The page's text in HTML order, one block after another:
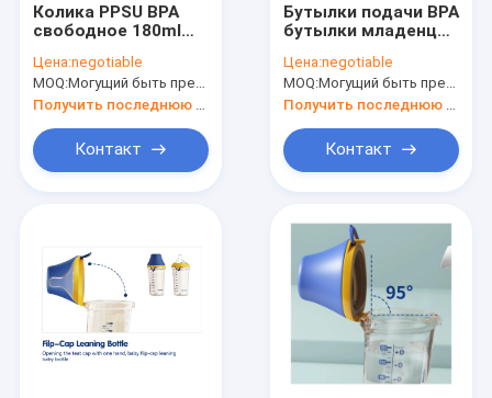
Колика PPSU BPA
свободное 180ml
плавного течения
бутылки младенца
крышки сальто
формулы анти-
Цена:negotiable
MOQ:Могущий быть предметом переговоров
Контакт
Бутылки подачи BPA
бутылки младенца
треугольника PPSU
средние свободные
питаясь
Цена:negotiable
MOQ:Могущий быть предметом переговоров
Контакт